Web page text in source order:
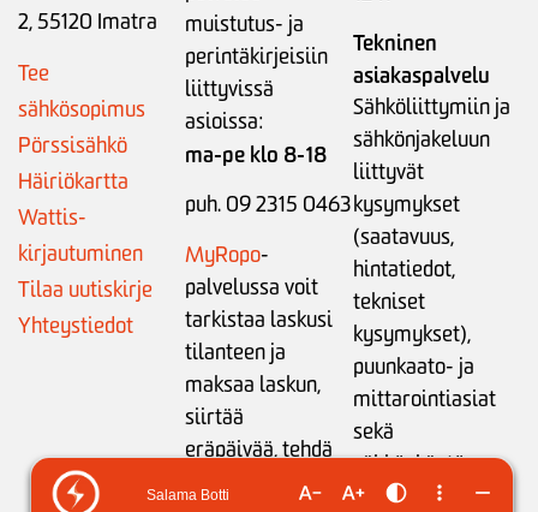
2, 55120 Imatra
Tee
sähkösopimus
Pörssisähkö
Häiriökartta
Wattis-
kirjautuminen
Tilaa uutiskirje
Yhteystiedot
muistutus- ja
perintäkirjeisiin
liittyvissä
asioissa:
ma-pe klo 8-18
puh. 09 2315 0463
MyRopo-
palvelussa voit
tarkistaa laskusi
tilanteen ja
maksaa laskun,
siirtää
eräpäivää,tehdä
maksusuunnitelman
Tekninen
asiakaspalvelu
Sähköliittymiin ja
sähkönjakeluun
liittyvät
kysymykset
(saatavuus,
hintatiedot,
tekniset
kysymykset),
puunkaato- ja
mittarointiasiat
sekä
sähkönkäytön
neuvonta: